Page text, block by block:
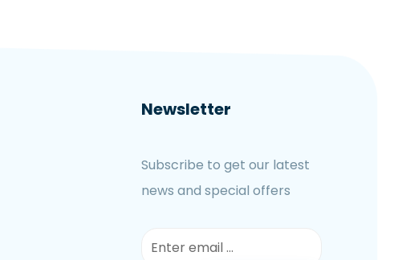
Newsletter
Subscribe to get our latest
news and special offers